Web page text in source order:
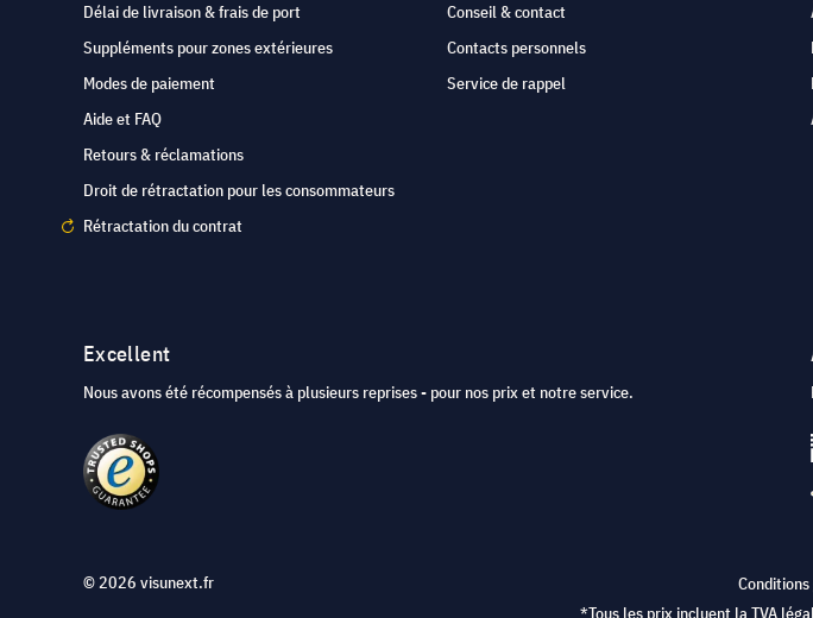
Délai de livraison & frais de port
Suppléments pour zones extérieures
Modes de paiement
Aide et FAQ
Retours & réclamations
Droit de rétractation pour les consommateurs
Rétractation du contrat
Conseil & contact
Contacts personnels
Service de rappel
Excellent
Nous avons été récompensés à plusieurs reprises - pour nos prix et notre service.
© 2026 visunext.fr
*Tous les prix incluent la TVA